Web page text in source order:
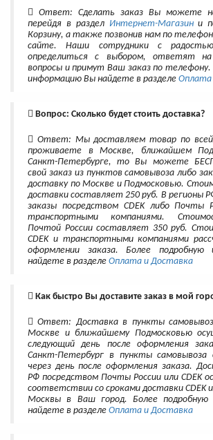
Ответ: Сделать заказ Вы можете
перейдя в раздел Интернет-Магазини
Корзину, а также позвонив нам по
сайте. Наши сотрудники с
определиться с выбором, ответят
вопросы и примут Ваш заказ по телефону.
информацию Вы найдете в разделе Оплата
Вопрос: Сколько будет стоить доставка?
Ответ: Мы доставляем товар по всей
проживаете в Москве, ближайшем
Санкт-Петербурге, то Вы можете
свой заказ из пунктов самовывоза либо
доставку по Москве и Подмосковью.
доставки составляет 250 руб. В регионы
заказы посредством CDEK либо Почты
транспортными компаниями.
Почтой России составляет 350 руб.
CDEK и транспортными компаниями
оформлении заказа. Более
найдете в разделе Оплата и Доставка
Как быстро Вы доставите заказ в мой
Ответ: Доставка в пункты
Москве и ближайшему Подмосковью
следующий день после оформления
Санкт-Петербург в пункты самовывоза
через день после оформления заказа.
РФ посредством Почты России или CDEK
соответствии со сроками доставки CDEK
Москвы в Ваш город. Более
найдете в разделе Оплата и Доставка